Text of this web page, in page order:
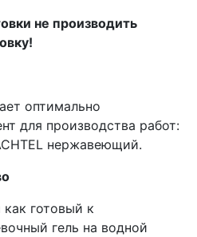
не производить
оптимально
для производства работ:
нержавеющий.
готовый к
гель на водной